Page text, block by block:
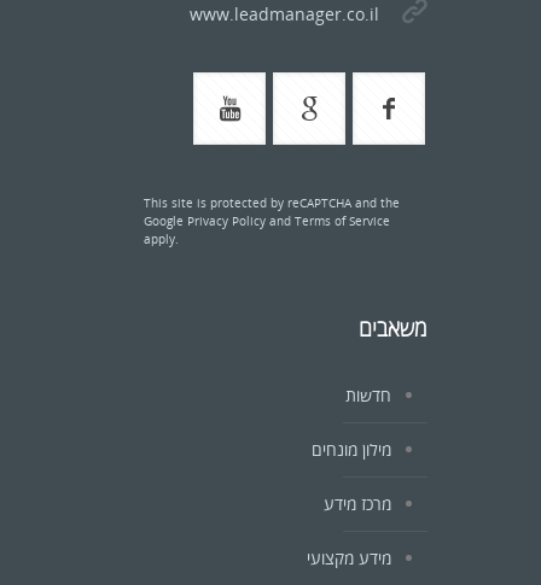
www.leadmanager.co.il
This site is protected by reCAPTCHA and the
Google Privacy Policy and Terms of Service
apply.
משאבים
חדשות
מילון מונחים
מרכז מידע
מידע מקצועי